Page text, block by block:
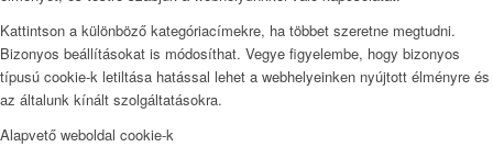
Kattintson a különböző kategóriacímekre, ha többet szeretne megtudni.
Bizonyos beállításokat is módosíthat. Vegye figyelembe, hogy bizonyos
típusú cookie-k letiltása hatással lehet a webhelyeinken nyújtott élményre és
az általunk kínált szolgáltatásokra.
Alapvető weboldal cookie-k